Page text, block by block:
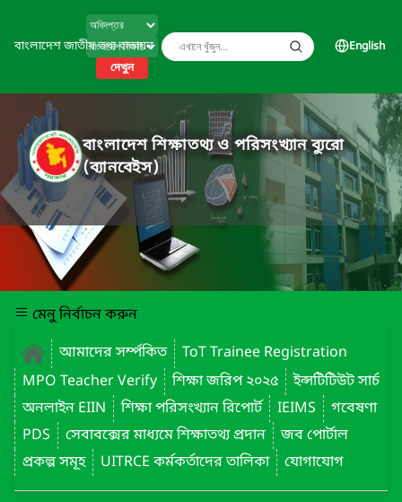
বাংলাদেশ জাতীয় তথ্য বাতায়ন
দেখুন
English
বাংলাদেশ শিক্ষাতথ্য ও পরিসংখ্যান ব্যুরো
(ব্যানবেইস)
মেনু নির্বাচন করুন
আমাদের সর্ম্পকিত
ToT Trainee Registration
MPO Teacher Verify
শিক্ষা জরিপ ২০২৫
ইন্সটিটিউট সার্চ
অনলাইন EIIN
শিক্ষা পরিসংখ্যান রিপোর্ট IEIMS
গবেষণা
PDS
সেবাবক্সের মাধ্যমে শিক্ষাতথ্য প্রদান
জব পোর্টাল
প্রকল্প সমূহ
UITRCE কর্মকর্তাদের তালিকা যোগাযোগ